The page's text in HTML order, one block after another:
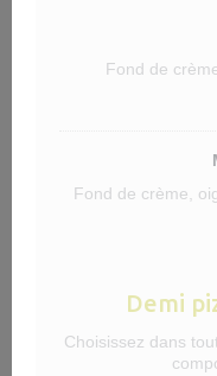
Fond de
Fond de crème,
Demi
Choisissez dans